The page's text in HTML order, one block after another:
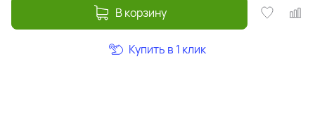
В корзину
Купить в 1 клик